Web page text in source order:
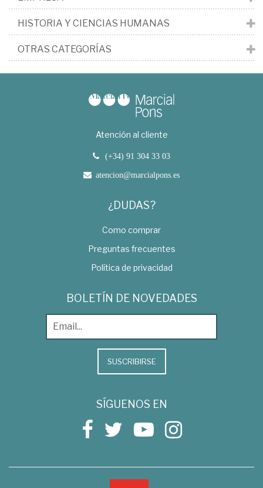
HISTORIA Y CIENCIAS HUMANAS
OTRAS CATEGORÍAS
Atención al cliente
(+34) 91 304 33 03
atencion@marcialpons.es
¿DUDAS?
Como comprar
Preguntas frecuentes
Política de privacidad
BOLETÍN DE NOVEDADES
SUSCRIBIRSE
SÍGUENOS EN